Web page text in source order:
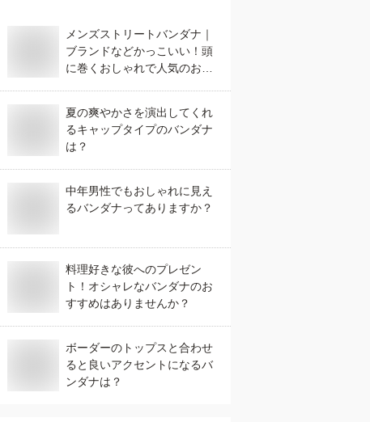
メンズストリートバンダナ｜
ブランドなどかっこいい！頭
に巻くおしゃれで人気のおす
夏の爽やかさを演出してくれ
るキャップタイプのバンダナ
は？
中年男性でもおしゃれに見え
るバンダナってありますか？
料理好きな彼へのプレゼン
ト！オシャレなバンダナのお
すすめはありませんか？
ボーダーのトップスと合わせ
ると良いアクセントになるバ
ンダナは？